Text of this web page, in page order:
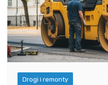
Drogi i remonty